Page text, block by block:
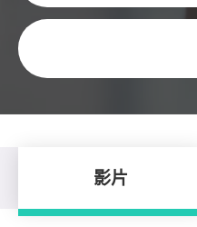
關鍵字
影片